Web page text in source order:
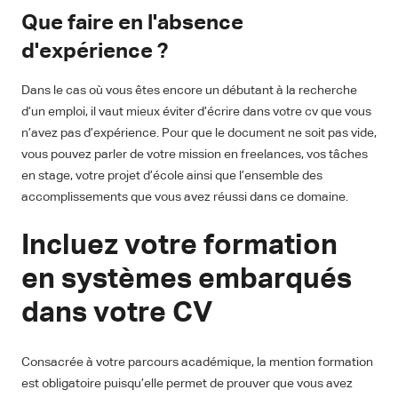
Que faire en l'absence
d'expérience ?
Dans le cas où vous êtes encore un débutant à la recherche
d’un emploi, il vaut mieux éviter d’écrire dans votre cv que vous
n’avez pas d’expérience. Pour que le document ne soit pas vide,
vous pouvez parler de votre mission en freelances, vos tâches
en stage, votre projet d’école ainsi que l’ensemble des
accomplissements que vous avez réussi dans ce domaine.
Incluez votre formation
en systèmes embarqués
dans votre CV
Consacrée à votre parcours académique, la mention formation
est obligatoire puisqu’elle permet de prouver que vous avez